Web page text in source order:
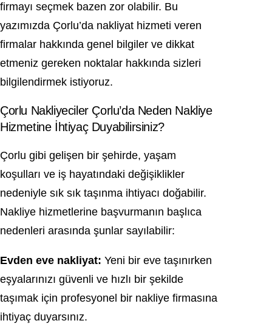
firmayı seçmek bazen zor olabilir. Bu
yazımızda Çorlu’da nakliyat hizmeti veren
firmalar hakkında genel bilgiler ve dikkat
etmeniz gereken noktalar hakkında sizleri
bilgilendirmek istiyoruz.
Çorlu Nakliyeciler Çorlu’da Neden Nakliye
Hizmetine İhtiyaç Duyabilirsiniz?
Çorlu gibi gelişen bir şehirde, yaşam
koşulları ve iş hayatındaki değişiklikler
nedeniyle sık sık taşınma ihtiyacı doğabilir.
Nakliye hizmetlerine başvurmanın başlıca
nedenleri arasında şunlar sayılabilir:
Evden eve nakliyat: Yeni bir eve taşınırken
eşyalarınızı güvenli ve hızlı bir şekilde
taşımak için profesyonel bir nakliye firmasına
ihtiyaç duyarsınız.